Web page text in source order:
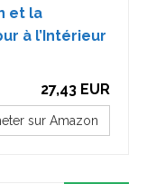
et la
à l’Intérieur
27,43 EUR
sur Amazon